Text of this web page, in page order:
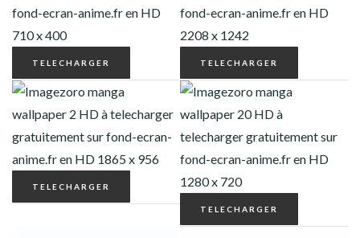
TELECHARGER TELECHARGER
TELECHARGER
TELECHARGER